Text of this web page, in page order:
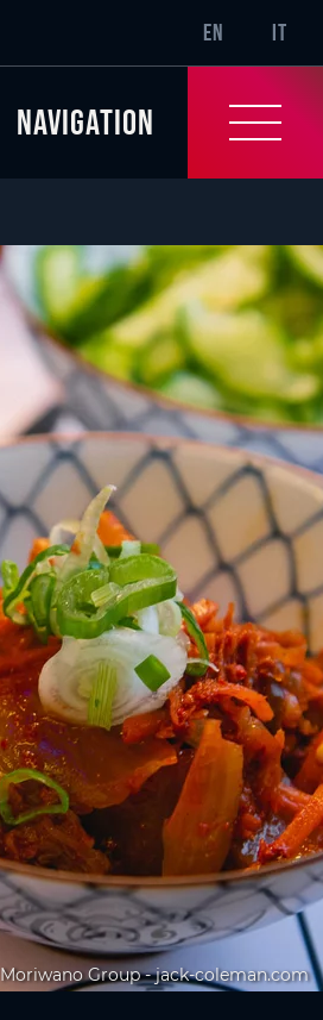
SR-
EN IT
Navigation
Moriwano Group - jack-coleman.com